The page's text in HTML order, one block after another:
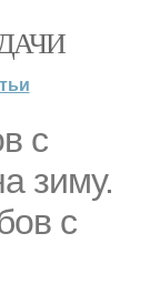
с
зиму.
с